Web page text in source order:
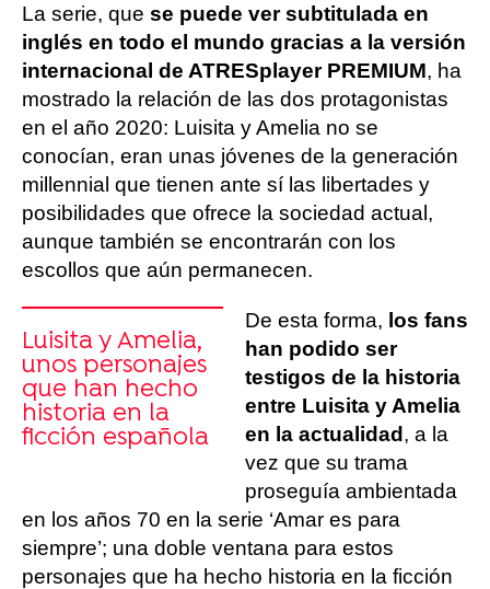
La serie, que se puede ver subtitulada en
inglés en todo el mundo gracias a la versión
internacional de ATRESplayer PREMIUM, ha
mostrado la relación de las dos protagonistas
en el año 2020: Luisita y Amelia no se
conocían, eran unas jóvenes de la generación
millennial que tienen ante sí las libertades y
posibilidades que ofrece la sociedad actual,
aunque también se encontrarán con los
escollos que aún permanecen.
Luisita y Amelia,
unos personajes
que han hecho
historia en la
ficción española
De esta forma, los fans
han podido ser
testigos de la historia
entre Luisita y Amelia
en la actualidad, a la
vez que su trama
proseguía ambientada
en los años 70 en la serie ‘Amar es para
siempre’; una doble ventana para estos
personajes que ha hecho historia en la ficción